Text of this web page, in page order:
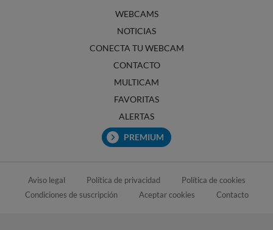
WEBCAMS
NOTICIAS
CONECTA TU WEBCAM
CONTACTO
MULTICAM
FAVORITAS
ALERTAS
PREMIUM
Aviso legal Política de privacidad
Política de cookies
Condiciones de suscripción
Aceptar cookies Contacto